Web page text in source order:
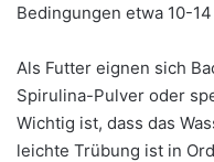
Bedingungen etwa 10-14
Als Futter eignen sich
Spirulina-Pulver oder
Wichtig ist, dass das
leichte Trübung ist in